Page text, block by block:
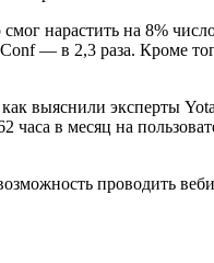
нарастить на 8%
— в 2,3 раза. Кроме
выяснили эксперты
в месяц на
проводить